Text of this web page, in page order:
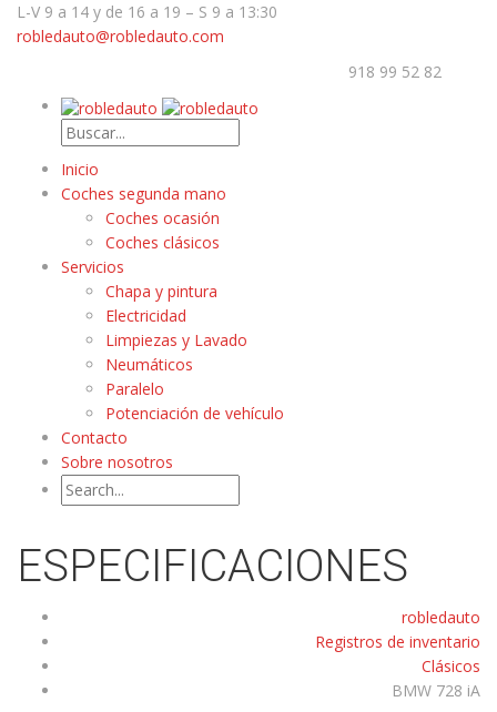
L-V 9 a 14 y de 16 a 19 – S 9 a 13:30
robledauto@robledauto.com
918 99 52 82
Inicio
Coches segunda mano
Coches ocasión
Coches clásicos
Servicios
Chapa y pintura
Electricidad
Limpiezas y Lavado
Neumáticos
Paralelo
Potenciación de vehículo
Contacto
Sobre nosotros
ESPECIFICACIONES
robledauto
Registros de inventario
Clásicos
BMW 728 iA